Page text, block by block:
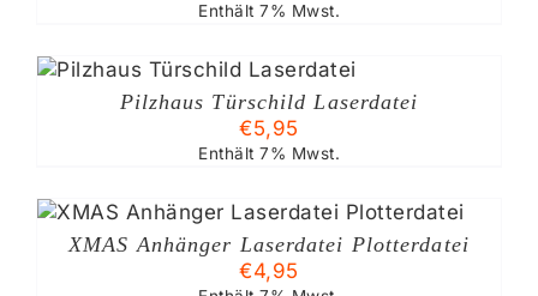
Enthält 7% Mwst.
Pilzhaus Türschild Laserdatei
€5,95
Enthält 7% Mwst.
XMAS Anhänger Laserdatei Plotterdatei
€4,95